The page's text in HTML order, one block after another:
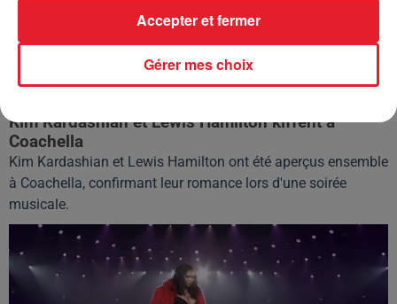
Kim Kardashian et Lewis Hamilton kiffent à
Coachella
Kim Kardashian et Lewis Hamilton ont été aperçus ensemble
à Coachella, confirmant leur romance lors d'une soirée
musicale.
Gérer mes choix
Accepter et fermer